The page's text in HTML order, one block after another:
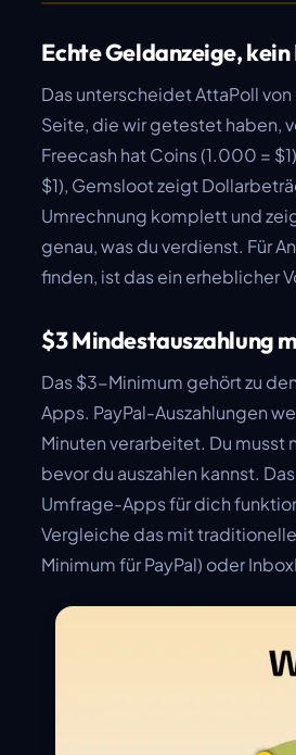
Echte Geldanzeige,
Das unterscheidet AttaPoll
Seite, die wir getestet haben,
Freecash hat Coins (1.000 =
$1), Gemsloot zeigt
Umrechnung komplett und
genau, was du verdienst. Für
finden, ist das ein erheblicher
$3 Mindestauszahlung
Das $3-Minimum gehört zu
Apps. PayPal-Auszahlungen
Minuten verarbeitet. Du musst
bevor du auszahlen kannst.
Umfrage-Apps für dich
Vergleiche das mit
Minimum für PayPal) oder